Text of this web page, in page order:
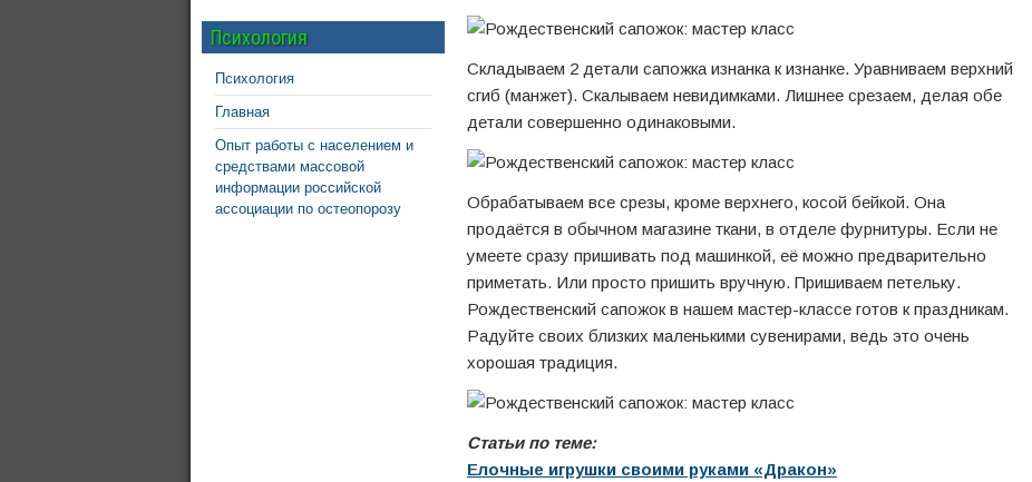
Складываем 2 детали сапожка изнанка к изнанке. Уравниваем верхний
сгиб (манжет). Скалываем невидимками. Лишнее срезаем, делая обе
детали совершенно одинаковыми.
Обрабатываем все срезы, кроме верхнего, косой бейкой. Она
продаётся в обычном магазине ткани, в отделе фурнитуры. Если не
умеете сразу пришивать под машинкой, её можно предварительно
приметать. Или просто пришить вручную. Пришиваем петельку.
Рождественский сапожок в нашем мастер-классе готов к праздникам.
Радуйте своих близких маленькими сувенирами, ведь это очень
хорошая традиция.
Статьи по теме:
Елочные игрушки своими руками «Дракон»
Психология
Психология
Главная
Опыт работы с населением и
средствами массовой
информации российской
ассоциации по остеопорозу